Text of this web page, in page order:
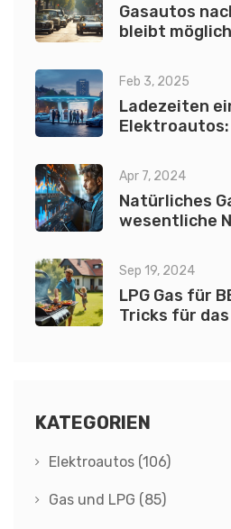
Gasautos
bleibt
Feb 3, 2025
Ladezeiten
Elektroautos:
Apr 7, 2024
Natürliches
wesentliche
Sep 19, 2024
LPG Gas für
Tricks für
KATEGORIEN
Elektroautos (106)
Gas und LPG (85)